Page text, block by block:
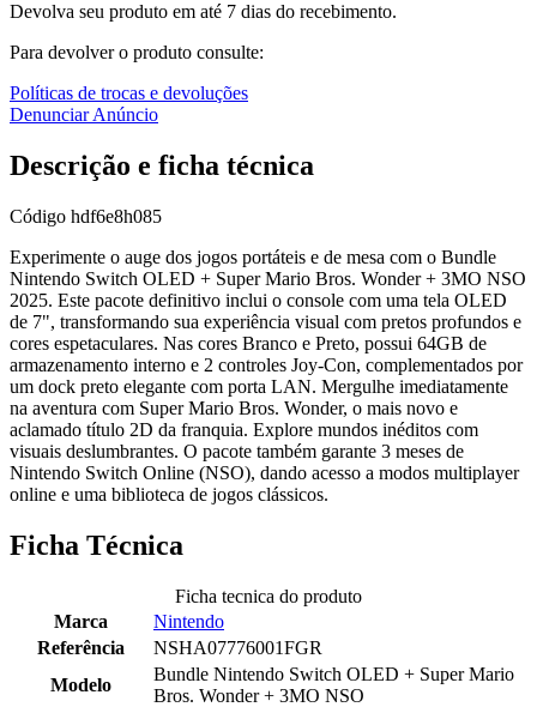
Devolva seu produto em até 7 dias do recebimento.
Para devolver o produto consulte:
Políticas de trocas e devoluções
Denunciar Anúncio
Descrição e ficha técnica
Código hdf6e8h085
Experimente o auge dos jogos portáteis e de mesa com o Bundle
Nintendo Switch OLED + Super Mario Bros. Wonder + 3MO NSO
2025. Este pacote definitivo inclui o console com uma tela OLED
de 7", transformando sua experiência visual com pretos profundos e
cores espetaculares. Nas cores Branco e Preto, possui 64GB de
armazenamento interno e 2 controles Joy-Con, complementados por
um dock preto elegante com porta LAN. Mergulhe imediatamente
na aventura com Super Mario Bros. Wonder, o mais novo e
aclamado título 2D da franquia. Explore mundos inéditos com
visuais deslumbrantes. O pacote também garante 3 meses de
Nintendo Switch Online (NSO), dando acesso a modos multiplayer
online e uma biblioteca de jogos clássicos.
Ficha Técnica
Ficha tecnica do produto
Marca
Nintendo
Referência
NSHA07776001FGR
Modelo
Bundle Nintendo Switch OLED + Super Mario
Bros. Wonder + 3MO NSO